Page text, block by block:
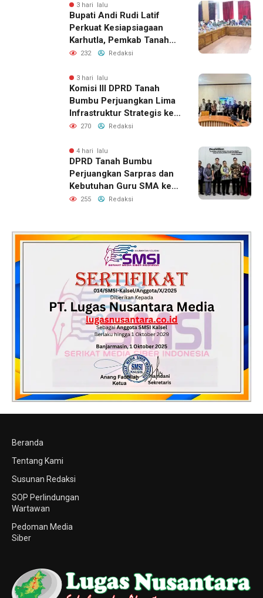
3 hari lalu
Bupati Andi Rudi Latif
Perkuat Kesiapsiagaan
Karhutla, Pemkab Tanah
Bumbu Aktifkan Posko
232 Redaksi
3 hari lalu
Komisi III DPRD Tanah
Bumbu Perjuangkan Lima
Infrastruktur Strategis ke
BPJN XI Banjarmasin
270 Redaksi
4 hari lalu
DPRD Tanah Bumbu
Perjuangkan Sarpras dan
Kebutuhan Guru SMA ke
Pemprov Kalsel
255 Redaksi
Beranda
Tentang Kami
Susunan Redaksi
SOP Perlindungan
Wartawan
Pedoman Media
Siber